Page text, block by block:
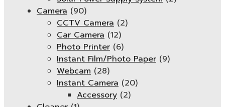
Camera (90)
CCTV Camera (2)
Car Camera (12)
Photo Printer (6)
Instant Film/Photo Paper (9)
Webcam (28)
Instant Camera (20)
Accessory (2)